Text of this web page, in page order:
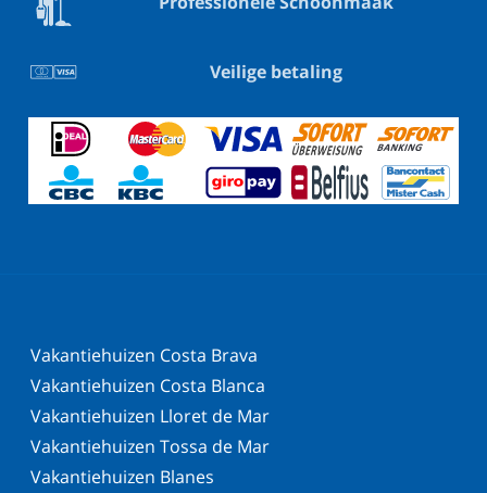
Veilige betaling
Vakantiehuizen Costa Brava
Vakantiehuizen Costa Blanca
Vakantiehuizen Lloret de Mar
Vakantiehuizen Tossa de Mar
Vakantiehuizen Blanes